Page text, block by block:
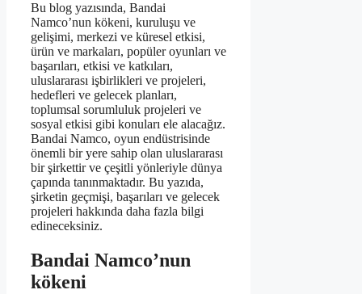
Bu blog yazısında, Bandai
Namco’nun kökeni, kuruluşu ve
gelişimi, merkezi ve küresel etkisi,
ürün ve markaları, popüler oyunları ve
başarıları, etkisi ve katkıları,
uluslararası işbirlikleri ve projeleri,
hedefleri ve gelecek planları,
toplumsal sorumluluk projeleri ve
sosyal etkisi gibi konuları ele alacağız.
Bandai Namco, oyun endüstrisinde
önemli bir yere sahip olan uluslararası
bir şirkettir ve çeşitli yönleriyle dünya
çapında tanınmaktadır. Bu yazıda,
şirketin geçmişi, başarıları ve gelecek
projeleri hakkında daha fazla bilgi
edineceksiniz.
Bandai Namco’nun
kökeni